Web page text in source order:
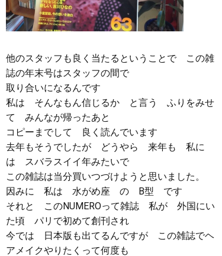
他のスタッフも良く当たるということで この雑
誌の年末号はスタッフの間で
取り合いになるんです
私は そんなもん信じるか と言う ふりをみせ
て みんなが帰ったあと
コピーまでして 良く読んでいます
去年もそうでしたが どうやら 来年も 私に
は スバラスイイ年みたいで
この雑誌は当分買いつづけようと思いました。
因みに 私は 水がめ座 の B型 です
それと このNUMEROって雑誌 私が 外国にい
た頃 パリで初めて創刊され
今では 日本版も出てるんですが この雑誌でヘ
アメイクやりたくって何度も